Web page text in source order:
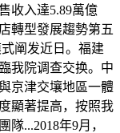
收入達5.89萬億
轉型發展趨勢第五
阐发近日。福建
我院调查交换。中
京津交壤地區一體
顯著提高，按照我
...2018年9月，